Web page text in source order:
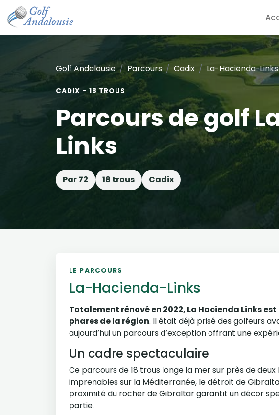
Golf Andalousie Parcours Cadix La-Hacienda-Links
CADIX - 18 TROUS
Parcours de golf
Links
Par 72 18 trous Cadix
LE PARCOURS
La-Hacienda-Links
Totalement rénové en 2022, La Hacienda Links
phares de la région. Il était déjà prisé des golfeurs
aujourd’hui un parcours d’exception offrant une
Un cadre spectaculaire
Ce parcours de 18 trous longe la mer sur près de
imprenables sur la Méditerranée, le détroit de
proximité du rocher de Gibraltar garantit un décor
partie.